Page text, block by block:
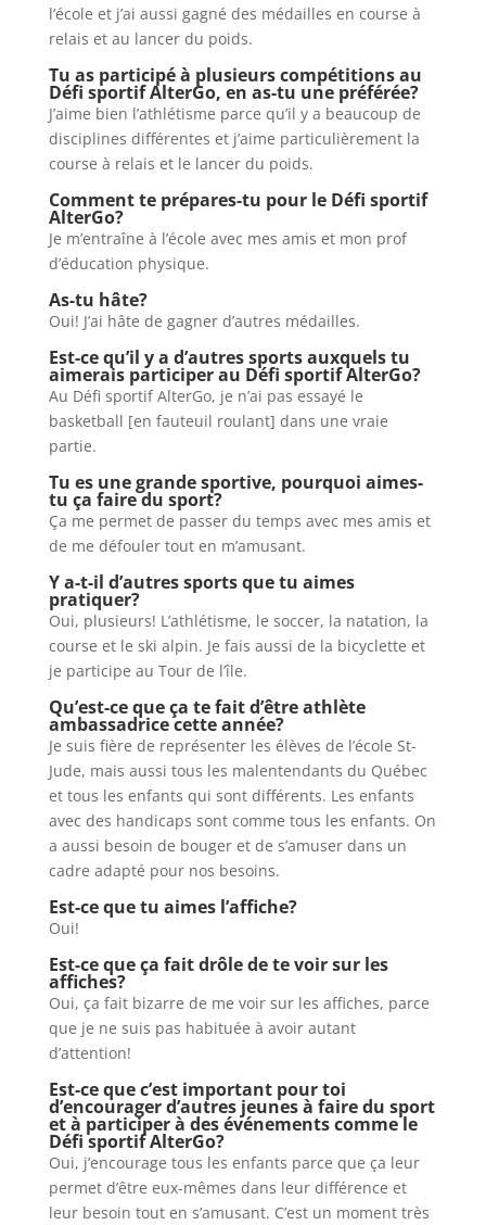
l’école et j’ai aussi gagné des médailles en course à
relais et au lancer du poids.
Tu as participé à plusieurs compétitions au
Défi sportif AlterGo, en as-tu une préférée?
J’aime bien l’athlétisme parce qu’il y a beaucoup de
disciplines différentes et j’aime particulièrement la
course à relais et le lancer du poids.
Comment te prépares-tu pour le Défi sportif
AlterGo?
Je m’entraîne à l’école avec mes amis et mon prof
d’éducation physique.
As-tu hâte?
Oui! J’ai hâte de gagner d’autres médailles.
Est-ce qu’il y a d’autres sports auxquels tu
aimerais participer au Défi sportif AlterGo?
Au Défi sportif AlterGo, je n’ai pas essayé le
basketball [en fauteuil roulant] dans une vraie
partie.
Tu es une grande sportive, pourquoi aimes-
tu ça faire du sport?
Ça me permet de passer du temps avec mes amis et
de me défouler tout en m’amusant.
Y a-t-il d’autres sports que tu aimes
pratiquer?
Oui, plusieurs! L’athlétisme, le soccer, la natation, la
course et le ski alpin. Je fais aussi de la bicyclette et
je participe au Tour de l’île.
Qu’est-ce que ça te fait d’être athlète
ambassadrice cette année?
Je suis fière de représenter les élèves de l’école St-
Jude, mais aussi tous les malentendants du Québec
et tous les enfants qui sont différents. Les enfants
avec des handicaps sont comme tous les enfants. On
a aussi besoin de bouger et de s’amuser dans un
cadre adapté pour nos besoins.
Est-ce que tu aimes l’affiche?
Oui!
Est-ce que ça fait drôle de te voir sur les
affiches?
Oui, ça fait bizarre de me voir sur les affiches, parce
que je ne suis pas habituée à avoir autant
d’attention!
Est-ce que c’est important pour toi
d’encourager d’autres jeunes à faire du sport
et à participer à des événements comme le
Défi sportif AlterGo?
Oui, j’encourage tous les enfants parce que ça leur
permet d’être eux-mêmes dans leur différence et
leur besoin tout en s’amusant. C’est un moment très